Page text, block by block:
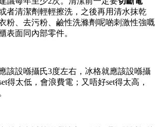
者清潔劑輕輕擦洗，之後再用清水抹乾
粉、去污粉、鹼性洗滌劑呢啲刺激性強嘅
表面同內部零件。
該設喺攝氏3度左右，冰格就應該設喺攝
得太低，會浪費電；又唔好set得太高，